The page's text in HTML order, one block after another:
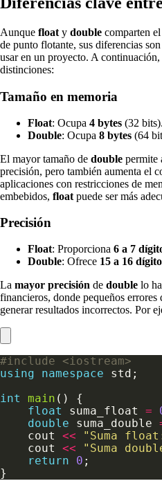
Aunque float y double comparten
de punto flotante, sus diferencias
usar en un proyecto. A
distinciones:
Tamaño en memoria
Float: Ocupa 4 bytes (32 bits).
Double: Ocupa 8 bytes (64
El mayor tamaño de double permite
precisión, pero también aumenta el
aplicaciones con restricciones de
embebidos, float puede ser más
Precisión
Float: Proporciona 6 a 7
Double: Ofrece 15 a 16
La mayor precisión de double lo
financieros, donde pequeños
generar resultados incorrectos. Por
#include
<iostream>
using
namespace
int
main
float
suma_float =
double suma_double
    cout
<< "Suma
    cout
<< "Suma
return
0